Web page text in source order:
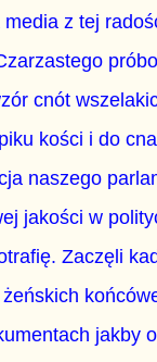
media z tej
cnót
kości i do cna
naszego
jakości w
Zaczęli
jakby